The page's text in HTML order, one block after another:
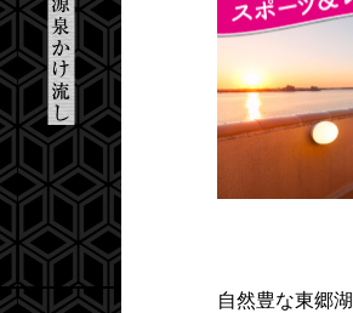
自然豊な東郷